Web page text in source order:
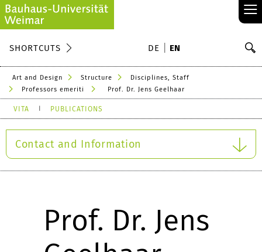
≡
SHORTCUTS DE EN
Art and Design Structure
Disciplines, Staff
Professors emeriti
Prof. Dr. Jens Geelhaar
VITA PUBLICATIONS
Contact and Information
Prof. Dr. Jens